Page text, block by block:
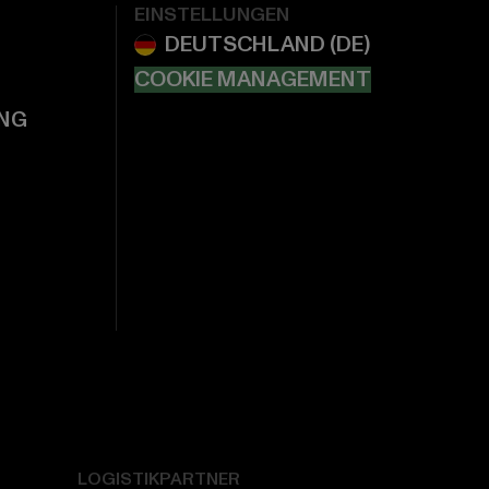
EINSTELLUNGEN
COOKIE MANAGEMENT
LOGISTIKPARTNER